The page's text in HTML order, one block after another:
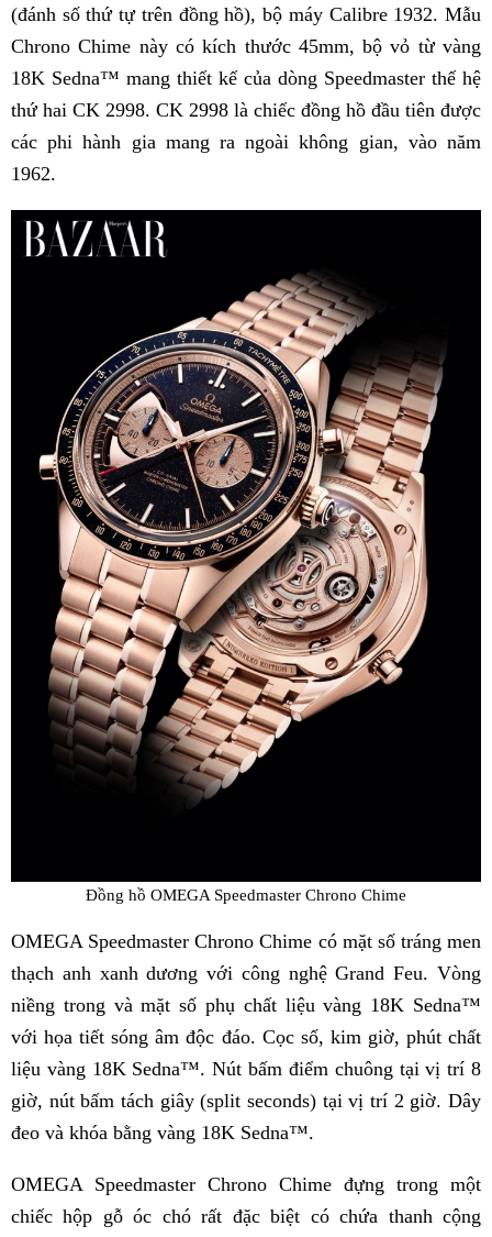
(đánh số thứ tự trên đồng hồ), bộ máy Calibre 1932. Mẫu
Chrono Chime này có kích thước 45mm, bộ vỏ từ vàng
18K Sedna™ mang thiết kế của dòng Speedmaster thế hệ
thứ hai CK 2998. CK 2998 là chiếc đồng hồ đầu tiên được
các phi hành gia mang ra ngoài không gian, vào năm
1962.
Đồng hồ OMEGA Speedmaster Chrono Chime
OMEGA Speedmaster Chrono Chime có mặt số tráng men
thạch anh xanh dương với công nghệ Grand Feu. Vòng
niềng trong và mặt số phụ chất liệu vàng 18K Sedna™
với họa tiết sóng âm độc đáo. Cọc số, kim giờ, phút chất
liệu vàng 18K Sedna™. Nút bấm điểm chuông tại vị trí 8
giờ, nút bấm tách giây (split seconds) tại vị trí 2 giờ. Dây
đeo và khóa bằng vàng 18K Sedna™.
OMEGA Speedmaster Chrono Chime đựng trong một
chiếc hộp gỗ óc chó rất đặc biệt có chứa thanh cộng